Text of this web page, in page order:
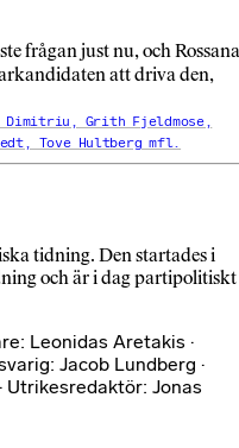
frågan just nu, och Rossana
att driva den,
Dimitriu, Grith Fjeldmose,
Tove Hultberg mfl.
tidning. Den startades i
och är i dag partipolitiskt
Leonidas Aretakis ·
Jacob Lundberg ·
Utrikesredaktör: Jonas